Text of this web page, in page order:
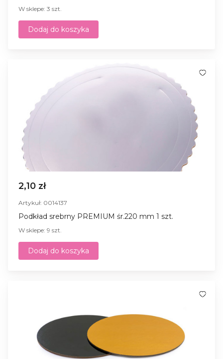
W sklepe: 3 szt.
Dodaj do koszyka
2,10 zł
Artykuł: 0014137
Podkład srebrny PREMIUM śr.220 mm 1 szt.
W sklepe: 9 szt.
Dodaj do koszyka